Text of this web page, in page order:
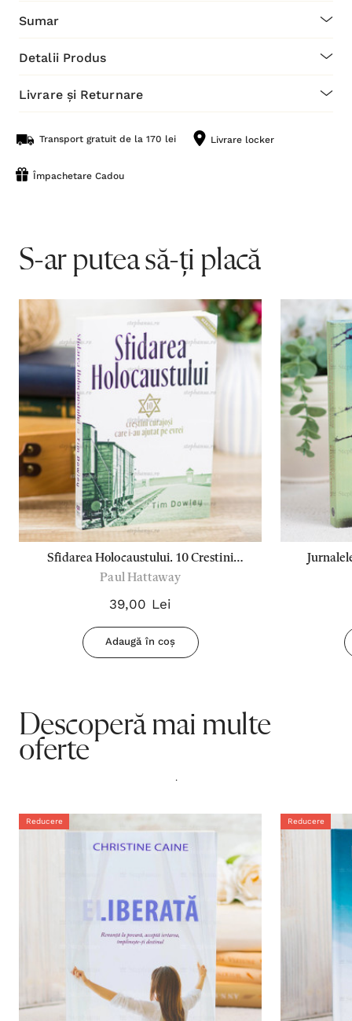
Sumar
Detalii Produs
Livrare și Returnare
Transport gratuit de la 170 lei Livrare locker
Împachetare Cadou
S-ar putea să-ți placă
Sfidarea Holocaustului. 10 Crestini
Curajosi...
Paul Hattaway
39,00 Lei
Adaugă în coș
Descoperă mai multe
oferte
.
Reducere Reducere